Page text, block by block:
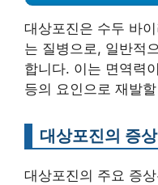
대상포진은 수두 바
는 질병으로, 일반적
합니다. 이는 면역력
등의 요인으로 재발
대상포진의 증상
대상포진의 주요 증